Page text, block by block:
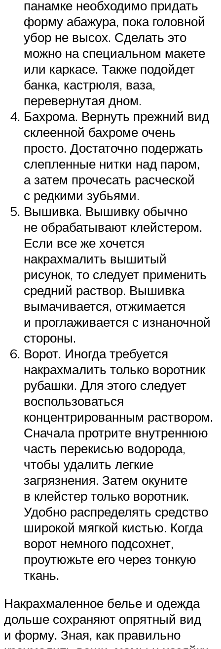
панамке необходимо придать
форму абажура, пока головной
убор не высох. Сделать это
можно на специальном макете
или каркасе. Также подойдет
банка, кастрюля, ваза,
перевернутая дном.
Бахрома. Вернуть прежний вид
склеенной бахроме очень
просто. Достаточно подержать
слепленные нитки над паром,
а затем прочесать расческой
с редкими зубьями.
Вышивка. Вышивку обычно
не обрабатывают клейстером.
Если все же хочется
накрахмалить вышитый
рисунок, то следует применить
средний раствор. Вышивка
вымачивается, отжимается
и проглаживается с изнаночной
стороны.
Ворот. Иногда требуется
накрахмалить только воротник
рубашки. Для этого следует
воспользоваться
концентрированным раствором.
Сначала протрите внутреннюю
часть перекисью водорода,
чтобы удалить легкие
загрязнения. Затем окуните
в клейстер только воротник.
Удобно распределять средство
широкой мягкой кистью. Когда
ворот немного подсохнет,
проутюжьте его через тонкую
ткань.
Накрахмаленное белье и одежда
дольше сохраняют опрятный вид
и форму. Зная, как правильно